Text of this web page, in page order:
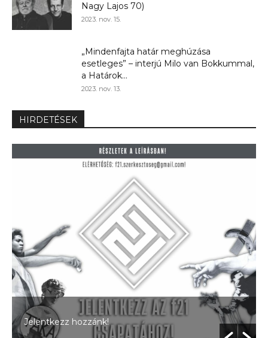
Nagy Lajos 70)
2023. nov. 15.
„Mindenfajta határ meghúzása
esetleges” – interjú Milo van Bokkummal,
a Határok...
2023. nov. 13.
HIRDETÉSEK
Jelentkezz hozzánk!